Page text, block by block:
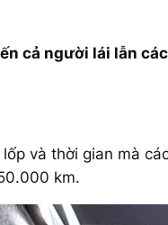
cả người lái lẫn
và thời gian mà
km.